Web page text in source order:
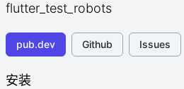
flutter_test_robots
pub.dev Github Issues
安装